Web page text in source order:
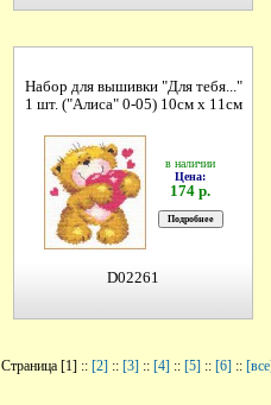
Набор для вышивки "Для тебя..."
1 шт. ("Алиса" 0-05) 10см х 11см
в наличии
Цена:
174 р.
D02261
Страница [1] :: [2] :: [3] :: [4] :: [5] :: [6] ::